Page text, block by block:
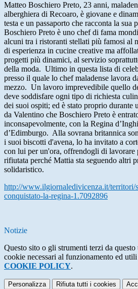
Matteo Boschiero Preto, 23 anni,
alberghiera di Recoaro, è giovane e
testa e un passaporto che racconta la sua
Boschiero Preto è uno chef di fama
alcuni tra i ristoranti stellati più famosi al
di esperienza in cucine creative ma
progetti più dinamici, al servizio
della moda. Ultimo in questa lista di
presso il quale lo chef maladense lavora
mezzo. Un lavoro imprevedibile quello
deve soddisfare ogni tipo di richiesta
dei suoi ospiti; ed è stato proprio durante
da Valentino che Boschiero Preto è
inconsapevolmente, con la Regina
d’Edimburgo. Alla sovrana britannica
i suoi biscotti d'avena, lo ha invitato a
con lui per un'ora, offrendogli di lavorare
rifiutata perché Mattia sta seguendo altri
solidaristico.
http://www.ilgiornaledivicenza.it/territori/
conquistato-la-regina-1.7092896
Notizie
Questo sito o gli strumenti terzi da
cookie necessari al funzionamento ed
COOKIE POLICY.
Personalizza Rifiuta tutti i cookies